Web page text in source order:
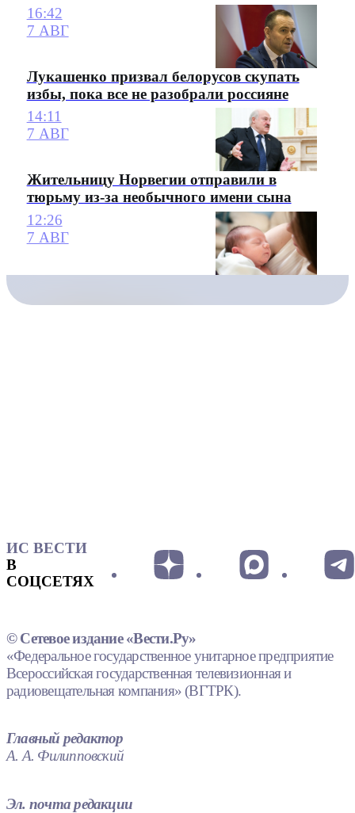
16:42
7 АВГ
Лукашенко призвал белорусов скупать
избы, пока все не разобрали россияне
14:11
7 АВГ
Жительницу Норвегии отправили в
тюрьму из-за необычного имени сына
12:26
7 АВГ
ИС ВЕСТИ
В
СОЦСЕТЯХ
© Сетевое издание «Вести.Ру»
«Федеральное государственное унитарное предприятие
Всероссийская государственная телевизионная и
радиовещательная компания» (ВГТРК).
Главный редактор
А. А. Филипповский
Эл. почта редакции